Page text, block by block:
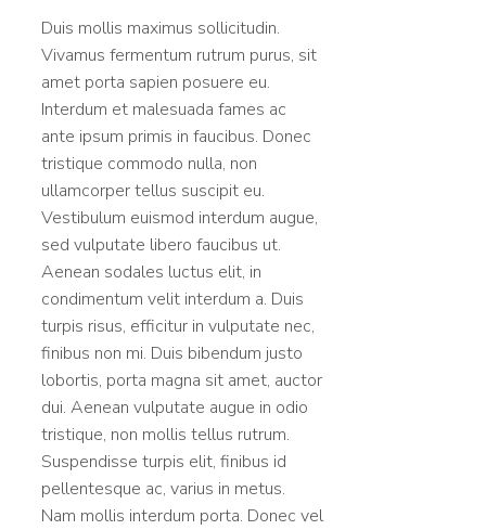
Duis mollis maximus sollicitudin.
Vivamus fermentum rutrum purus, sit
amet porta sapien posuere eu.
Interdum et malesuada fames ac
ante ipsum primis in faucibus. Donec
tristique commodo nulla, non
ullamcorper tellus suscipit eu.
Vestibulum euismod interdum augue,
sed vulputate libero faucibus ut.
Aenean sodales luctus elit, in
condimentum velit interdum a. Duis
turpis risus, efficitur in vulputate nec,
finibus non mi. Duis bibendum justo
lobortis, porta magna sit amet, auctor
dui. Aenean vulputate augue in odio
tristique, non mollis tellus rutrum.
Suspendisse turpis elit, finibus id
pellentesque ac, varius in metus.
Nam mollis interdum porta. Donec vel